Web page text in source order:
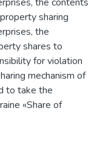
sharing
the
shares to
for violation
mechanism of
to take the
«Share of